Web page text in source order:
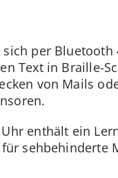
per
Text in Braille-
von Mails
enthält ein